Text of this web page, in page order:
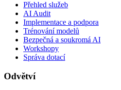
Přehled služeb
AI Audit
Implementace a podpora
Trénování modelů
Bezpečná a soukromá AI
Workshopy
Správa dotací
Odvětví